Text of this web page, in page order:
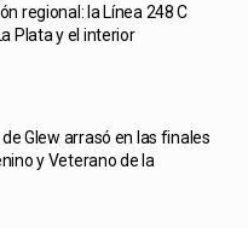
regional: la Línea 248 C
Plata y el interior
Glew arrasó en las finales
y Veterano de la